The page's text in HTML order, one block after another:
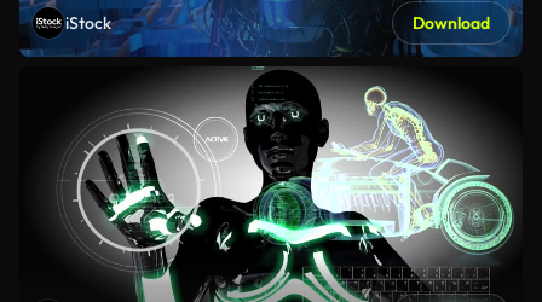
iStock Download